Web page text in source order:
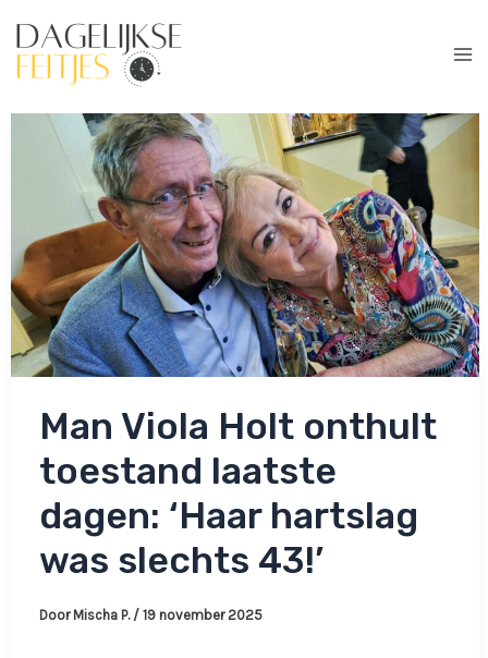
naar
Man Viola Holt onthult
toestand laatste
dagen: ‘Haar hartslag
was slechts 43!’
Door Mischa P. / 19 november 2025